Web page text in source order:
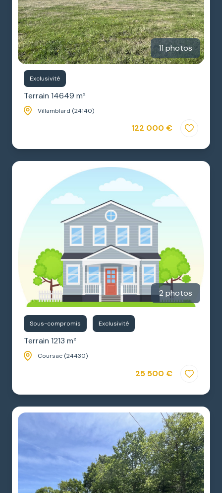
11 photos
Exclusivité
Terrain 14649 m²
Villamblard (24140)
122 000 €
2 photos
Sous-compromis Exclusivité
Terrain 1213 m²
Coursac (24430)
25 500 €